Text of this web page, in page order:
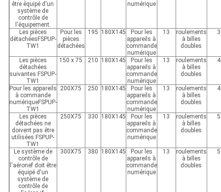
être équipé d'un
système de
contrôle de
l'équipement.
numérique
Les pièces
détachées FSPU P-
TW1
Pour les
pièces
détachées
195 180X145
Pour les
appareils à
commande
numérique
13
roulements
à billes
doubles
3
Les pièces
détachées
suivantes: FSPU P-
TW1
150 x 75 210 180X145
Pour les
appareils à
commande
numérique
13
roulements
à billes
doubles
4
Pour les appareils
à commande
numériqueFSPU P-
TW1
200X75 250 180X145
Pour les
appareils à
commande
numérique
13
roulements
à billes
doubles
4
Les pièces
détachées ne
doivent pas être
utilisées. FSPU P-
TW1
250X75 330 180X145
Pour les
appareils à
commande
numérique
13
roulements
à billes
doubles
5
Le système de
contrôle de
l'aéronef doit être
équipé d'un
système de
contrôle de
300X75 380 180X145
Pour les
appareils à
commande
numérique
13
roulements
à billes
doubles
5